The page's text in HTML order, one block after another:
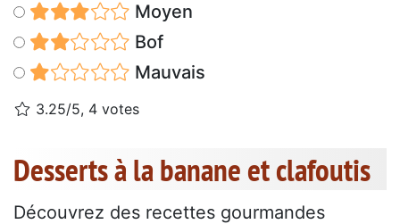
Moyen
Bof
Mauvais
3.25/5, 4 votes
Desserts à la banane et clafoutis
Découvrez des recettes gourmandes